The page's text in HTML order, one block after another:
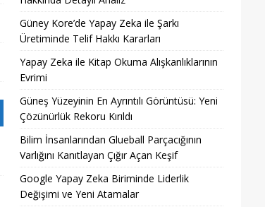
Güney Kore’de Yapay Zeka ile Şarkı
Üretiminde Telif Hakkı Kararları
Yapay Zeka ile Kitap Okuma Alışkanlıklarının
Evrimi
Güneş Yüzeyinin En Ayrıntılı Görüntüsü: Yeni
Çözünürlük Rekoru Kırıldı
Bilim İnsanlarından Glueball Parçacığının
Varlığını Kanıtlayan Çığır Açan Keşif
Google Yapay Zeka Biriminde Liderlik
Değişimi ve Yeni Atamalar